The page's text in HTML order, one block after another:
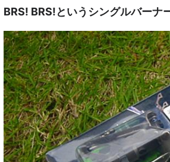
BRS! BRS!というシングルバーナ